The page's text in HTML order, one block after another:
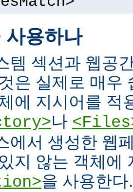
사용하나
템 섹션과 웹공
은 실제로 매우
에 지시어를 적
나
에서 생성한 웹
지 않는 객체에
을 사용한다.